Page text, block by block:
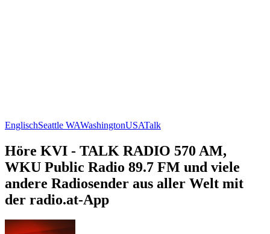
EnglischSeattle WAWashingtonUSATalk
Höre KVI - TALK RADIO 570 AM,
WKU Public Radio 89.7 FM und viele
andere Radiosender aus aller Welt mit
der radio.at-App